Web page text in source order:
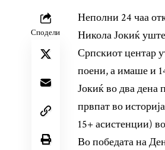
Сподели
Неполни 24 чаа
Никола Јокиќ
Српскиот центар
поени, а имаше и
Јокиќ во два дена
првпат во
15+ асистенции)
Во победата на